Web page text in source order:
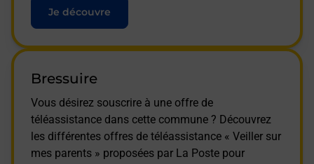
Je découvre
Bressuire
Vous désirez souscrire à une offre de
téléassistance dans cette commune ? Découvrez
les différentes offres de téléassistance « Veiller sur
mes parents » proposées par La Poste pour